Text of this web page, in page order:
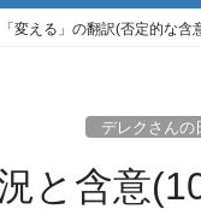
変える」の翻訳(否定的な含
デレクさんの
と含意